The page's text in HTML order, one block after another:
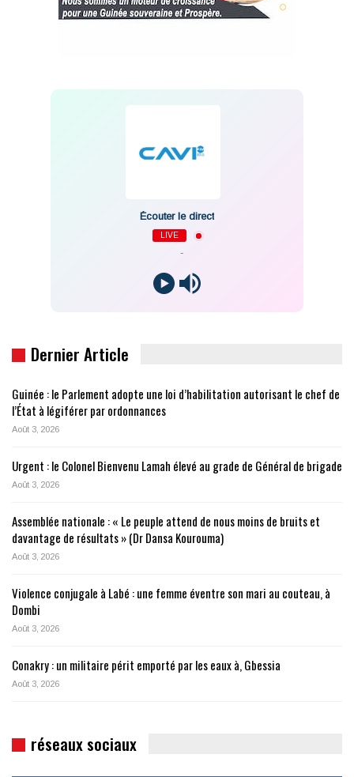
Écouter le direct
LIVE
Dernier Article
Guinée : le Parlement adopte une loi d’habilitation autorisant le chef de
l’État à légiférer par ordonnances
Août 3, 2026
Urgent : le Colonel Bienvenu Lamah élevé au grade de Général de brigade
Août 3, 2026
Assemblée nationale : « Le peuple attend de nous moins de bruits et
davantage de résultats » (Dr Dansa Kourouma)
Août 3, 2026
Violence conjugale à Labé : une femme éventre son mari au couteau, à
Dombi
Août 3, 2026
Conakry : un militaire périt emporté par les eaux à, Gbessia
Août 3, 2026
réseaux sociaux